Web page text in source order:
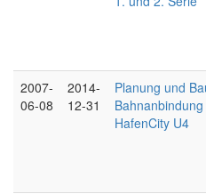
2007-
06-08
2014-
12-31
Planung und
HafenCity U4